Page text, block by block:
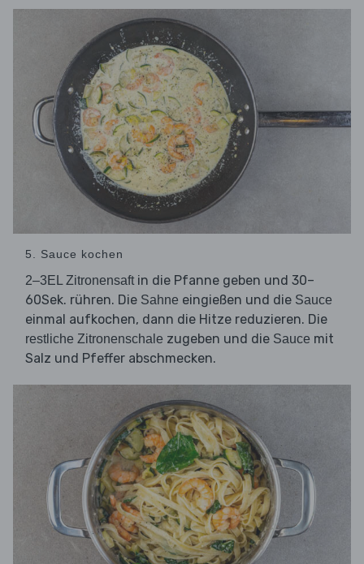
5. Sauce kochen
2–3EL Zitronensaftin die Pfanne geben und 30–
60Sek. rühren. Die Sahne eingießen und die Sauce
einmal aufkochen, dann die Hitze reduzieren. Die
restliche Zitronenschale zugeben und die Sauce mit
Salz und Pfeffer abschmecken.